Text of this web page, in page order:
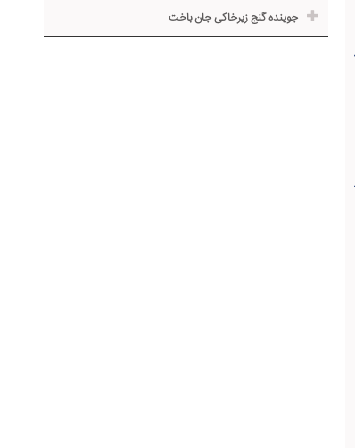
جوینده گنج زیرخاکی جان باخت